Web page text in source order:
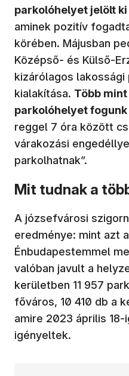
parkolóhelyet jelölt
aminek pozitív
körében. Májusban
Középső- és Külső-
kizárólagos
kialakítása. Több
parkolóhelyet
reggel 7 óra között
várakozási
parkolhatnak”.
Mit tudnak a
A józsefvárosi
eredménye: mint azt
Énbudapestemmel
valóban javult a
kerületben 11 957
főváros, 10 410 db a
amire 2023 április 18-
igényeltek.